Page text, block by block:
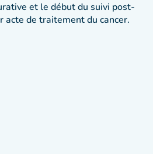
et le début du suivi post-
de traitement du cancer.